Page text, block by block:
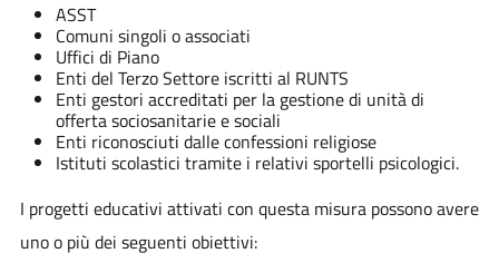
ASST
Comuni singoli o associati
Uffici di Piano
Enti del Terzo Settore iscritti al RUNTS
Enti gestori accreditati per la gestione di unità di
offerta sociosanitarie e sociali
Enti riconosciuti dalle confessioni religiose
Istituti scolastici tramite i relativi sportelli psicologici.
I progetti educativi attivati con questa misura possono avere
uno o più dei seguenti obiettivi: